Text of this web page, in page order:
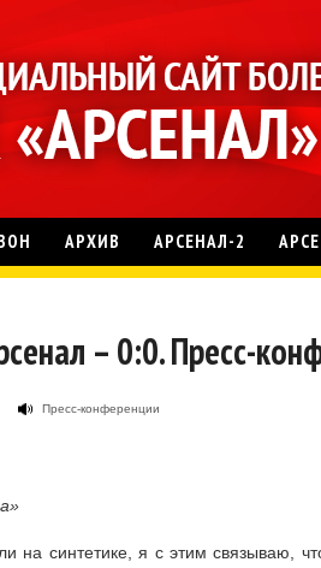
АРХИВ АРСЕНАЛ-2
– 0:0. Пресс-
Пресс-конференции
на синтетике, я с этим связываю,